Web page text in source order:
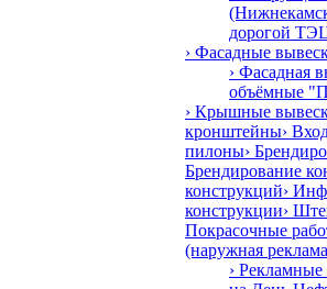
дорогой
› Фасадные
› Фасадная
объёмные
› Крышные
кронштейны›
пилоны›
Брендирование
конструкций›
конструкции›
Покрасочные
(наружная
› Рекламные